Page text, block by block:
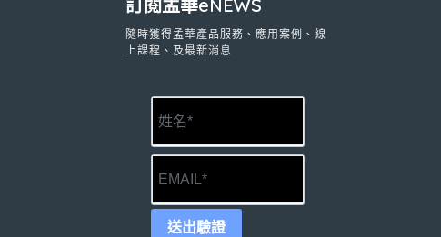
訂閱孟華eNEWS
隨時獲得孟華產品服務、應用案例、線
上課程、及最新消息
送出驗證